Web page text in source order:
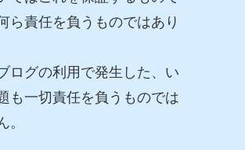
ら責任を負うものではあり
ログの利用で発生した、い
も一切責任を負うものでは
。